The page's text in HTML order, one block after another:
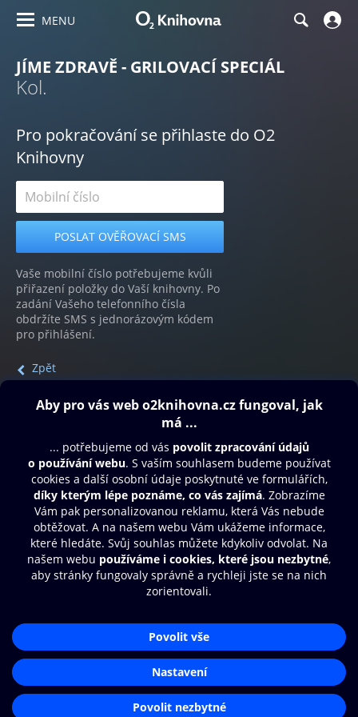
MENU
JÍME ZDRAVĚ - GRILOVACÍ SPECIÁL
Kol.
Pro pokračování se přihlaste do O2
Knihovny
Vaše mobilní číslo potřebujeme kvůli
přiřazení položky do Vaší knihovny. Po
zadání Vašeho telefonního čísla
obdržíte SMS s jednorázovým kódem
pro přihlášení.
Zpět
Obsah ke stažení
Moje O2 Knihovna
Další zábava
© O2 Czech Republic a.s.
Přístupnost
Zásady zpracování osobních údajů
Nastavení cookies
Aplikace O2 Knihovna
Čti a poslouchej své e-knihy a
audioknihy rychleji a pohodlněji.